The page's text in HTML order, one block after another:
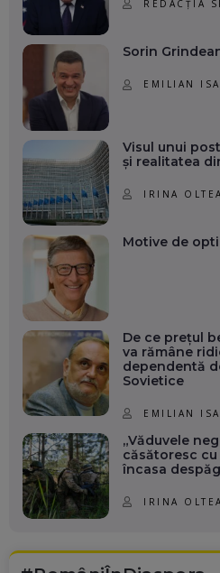
REDACȚIA
Sorin
EMILIAN
Visul unui
și realitatea
IRINA
Motive de
De ce prețul
va rămâne
dependentă
Sovietice
EMILIAN
„Văduvele
căsătoresc
încasa
IRINA